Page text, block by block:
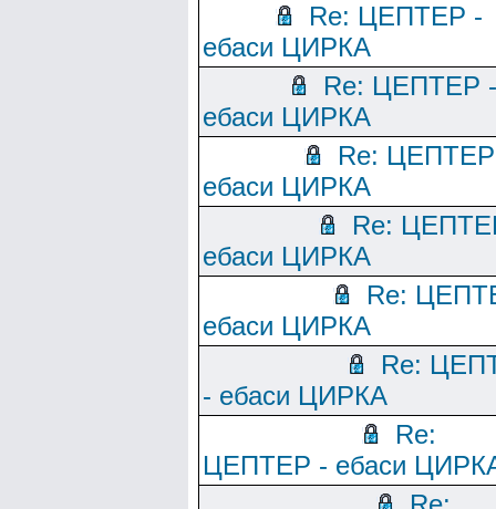
Re: ЦЕПТЕР -
ебаси ЦИРКА
Re: ЦЕПТЕР -
ебаси ЦИРКА
Re:
ебаси ЦИРКА
Re:
ебаси ЦИРКА
Re:
ебаси ЦИРКА
Re:
- ебаси ЦИРКА
Re:
ЦЕПТЕР - ебаси